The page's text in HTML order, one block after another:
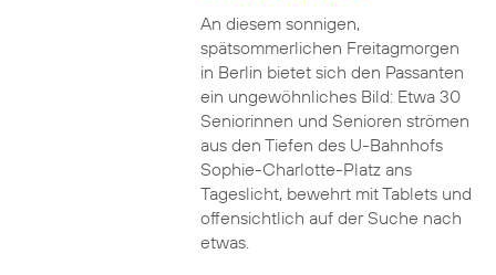
An diesem sonnigen,
spätsommerlichen Freitagmorgen
in Berlin bietet sich den Passanten
ein ungewöhnliches Bild: Etwa 30
Seniorinnen und Senioren strömen
aus den Tiefen des U-Bahnhofs
Sophie-Charlotte-Platz ans
Tageslicht, bewehrt mit Tablets und
offensichtlich auf der Suche nach
etwas.